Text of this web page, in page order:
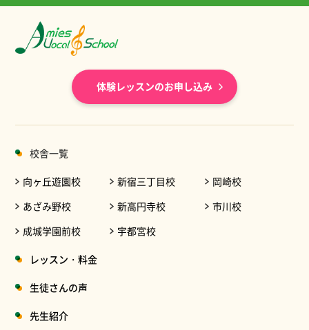
体験レッスンのお申し込み
校舎一覧
向ヶ丘遊園校
あざみ野校
成城学園前校
新宿三丁目校
新高円寺校
宇都宮校
岡崎校
市川校
レッスン・料金
生徒さんの声
先生紹介